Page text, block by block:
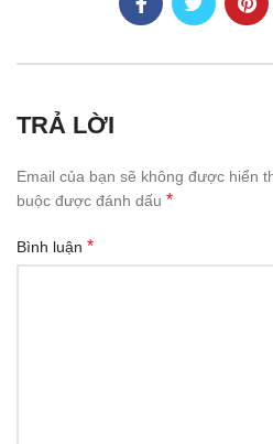
TRẢ LỜI
Email của bạn sẽ không được hiển
buộc được đánh dấu *
Bình luận *